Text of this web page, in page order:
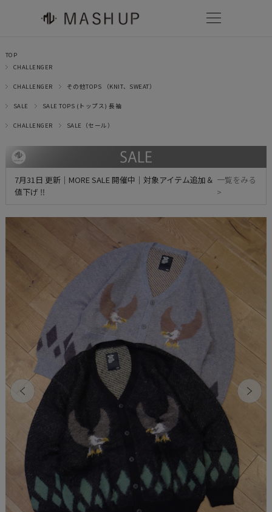
TOP
CHALLENGER
CHALLENGER その他TOPS （KNIT、SWEAT）
SALE SALE TOPS (トップス) 長袖
CHALLENGER SALE（セール）
7月31日 更新｜MORE SALE 開催中｜対象アイテム追加＆
値下げ ‼
一覧をみる
>